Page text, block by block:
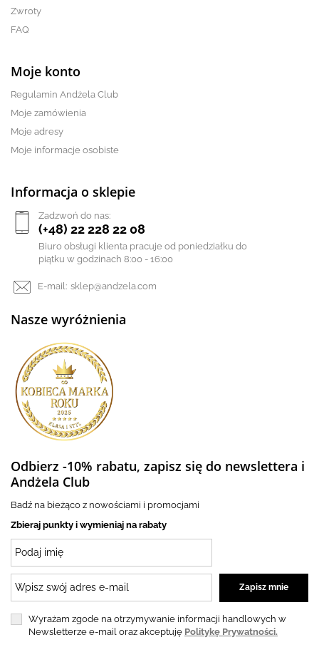
Zwroty
FAQ
Moje konto
Regulamin Andżela Club
Moje zamówienia
Moje adresy
Moje informacje osobiste
Informacja o sklepie
Zadzwoń do nas:
(+48) 22 228 22 08
Biuro obsługi klienta pracuje od poniedziałku do
piątku w godzinach 8:00 - 16:00
E-mail: sklep@andzela.com
Nasze wyróżnienia
Odbierz -10% rabatu, zapisz się do newslettera i
Andżela Club
Badź na bieżąco z nowościami i promocjami
Zbieraj punkty i wymieniaj na rabaty
Wyrażam zgode na otrzymywanie informacji handlowych w
Newsletterze e-mail oraz akceptuję Politykę Prywatności.